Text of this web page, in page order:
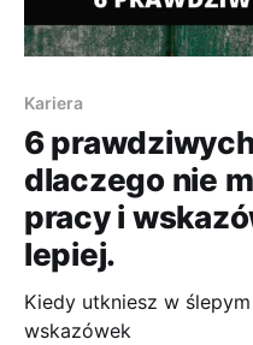
Kariera
6
dlaczego nie
pracy i
lepiej.
Kiedy utkniesz w
wskazówek